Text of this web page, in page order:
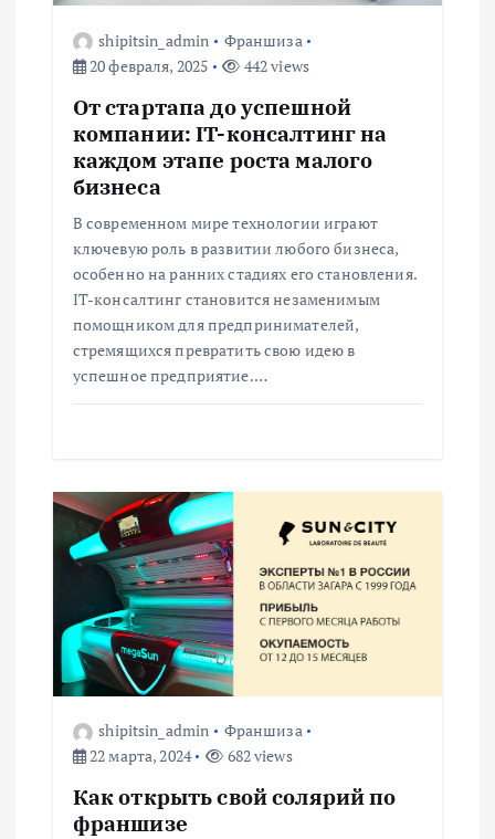
shipitsin_admin
Франшиза
20 февраля, 2025
442 views
От стартапа до успешной
компании: IT-консалтинг на
каждом этапе роста малого
бизнеса
В современном мире технологии играют
ключевую роль в развитии любого бизнеса,
особенно на ранних стадиях его становления.
IT-консалтинг становится незаменимым
помощником для предпринимателей,
стремящихся превратить свою идею в
успешное предприятие.…
shipitsin_admin
Франшиза
22 марта, 2024
682 views
Как открыть свой солярий по
франшизе